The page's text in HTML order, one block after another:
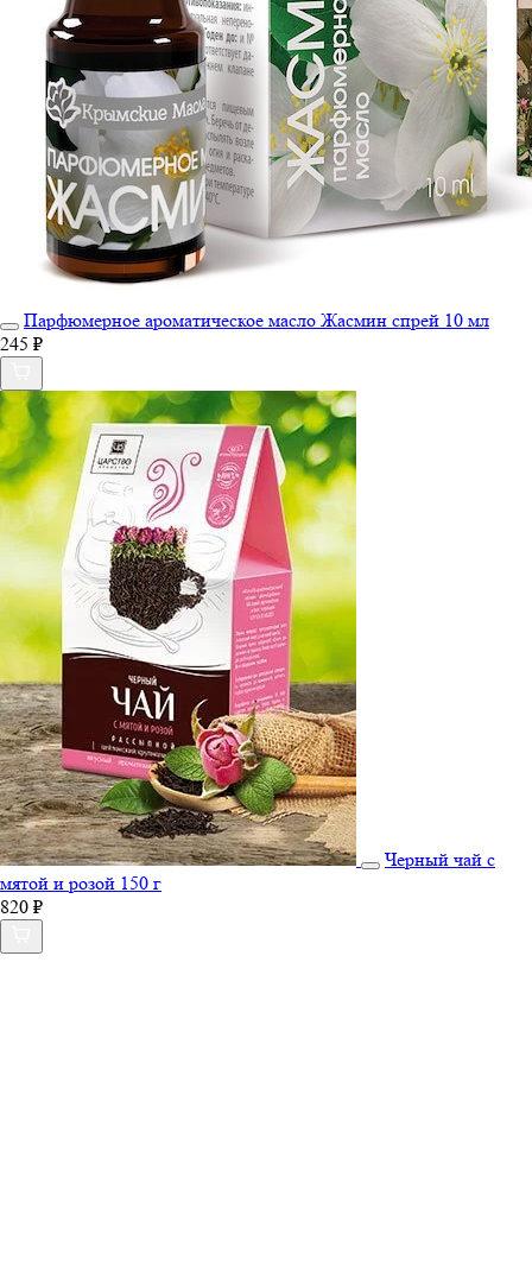
Парфюмерное ароматическое масло Жасмин спрей 10 мл
245 ₽
Черный чай с
мятой и розой 150 г
820 ₽